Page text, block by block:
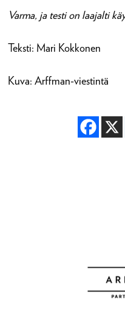
Varma, ja testi on laajalti
Teksti: Mari Kokkonen
Kuva: Arffman-viestintä